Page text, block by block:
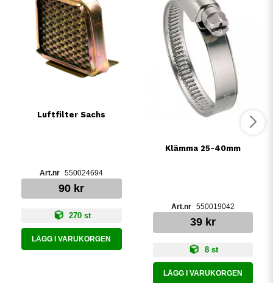
Luftfilter Sachs
550024694
90 kr
270 st
LÄGG I VARUKORGEN
Klämma 25-40mm
550019042
39 kr
8 st
LÄGG I VARUKORGEN